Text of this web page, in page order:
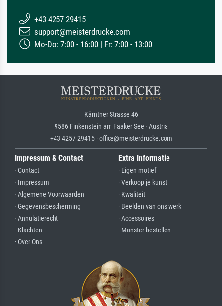
+43 4257 29415
support@meisterdrucke.com
Mo-Do: 7:00 - 16:00 | Fr: 7:00 - 13:00
Kärntner Strasse 46
9586 Finkenstein am Faaker See · Austria
+43 4257 29415 · office@meisterdrucke.com
Impressum & Contact
· Contact
· Impressum
· Algemene Voorwaarden
· Gegevensbescherming
· Annulatierecht
· Klachten
· Over Ons
Extra Informatie
· Eigen motief
· Verkoop je kunst
· Kwaliteit
· Beelden van ons werk
· Accessoires
· Monster bestellen